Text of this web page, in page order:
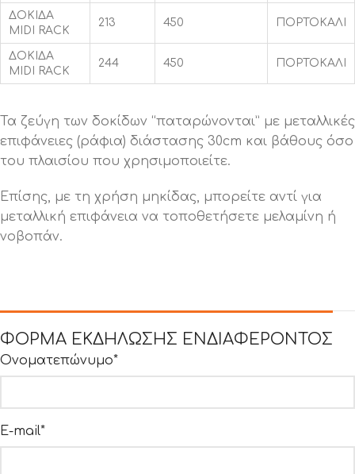
ΔΟΚΙΔΑ
MIDI RACK
213 450 ΠΟΡΤΟΚΑΛΙ
ΔΟΚΙΔΑ
MIDI RACK
244 450 ΠΟΡΤΟΚΑΛΙ
Τα ζεύγη των δοκίδων “παταρώνονται” με μεταλλικές
επιφάνειες (ράφια) διάστασης 30cm και βάθους όσο
του πλαισίου που χρησιμοποιείτε.
Επίσης, με τη χρήση μηκίδας, μπορείτε αντί για
μεταλλική επιφάνεια να τοποθετήσετε μελαμίνη ή
νοβοπάν.
ΦΟΡΜΑ ΕΚΔΗΛΩΣΗΣ ΕΝΔΙΑΦΕΡΟΝΤΟΣ
Ονοματεπώνυμο*
E-mail*